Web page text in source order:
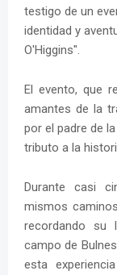
testigo de un
identidad y
O'Higgins".
El evento, que
amantes de la
por el padre de
tributo a la
Durante casi
mismos
recordando su
campo de
esta